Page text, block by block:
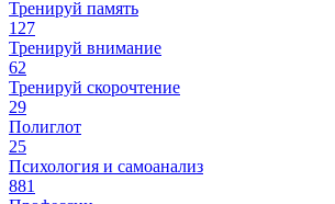
Тренируй память
127
Тренируй внимание
62
Тренируй скорочтение
29
Полиглот
25
Психология и самоанализ
881